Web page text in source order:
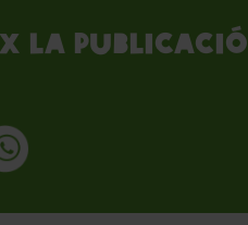
la publicació